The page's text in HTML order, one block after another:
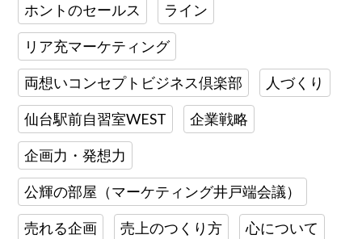
ホントのセールス ライン
リア充マーケティング
両想いコンセプトビジネス倶楽部 人づくり
仙台駅前自習室WEST 企業戦略
企画力・発想力
公輝の部屋（マーケティング井戸端会議）
売れる企画 売上のつくり方 心について